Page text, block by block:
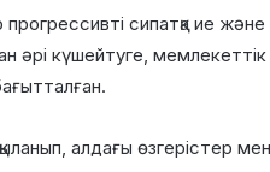
сипатқа ие
әрі күшейтуге,
алдағы өзгерістер